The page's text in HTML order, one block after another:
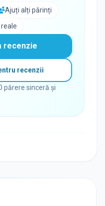
Ajuți alți părinți
recenzie
recenzii
părere sinceră și